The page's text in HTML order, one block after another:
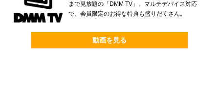
まで見放題の「DMM TV」。マルチデバイス対応
で、会員限定のお得な特典も盛りだくさん。
動画を見る